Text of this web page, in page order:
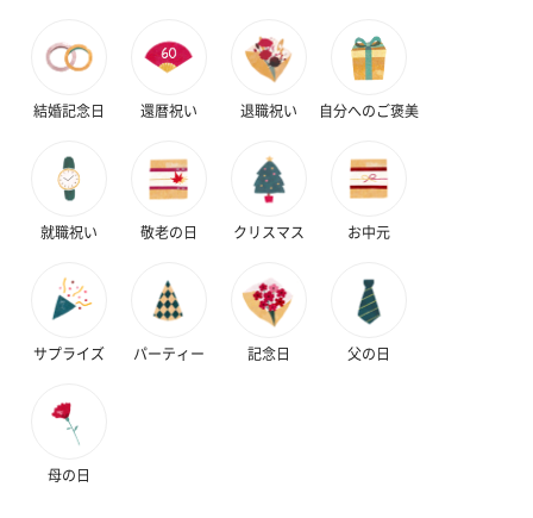
ディット（712円）
（704円）
おつまみ・その他
結婚記念日 還暦祝い 退職祝い 自分へのご褒美
就職祝い 敬老の日 クリスマス お中元
サプライズ パーティー 記念日 父の日
母の日